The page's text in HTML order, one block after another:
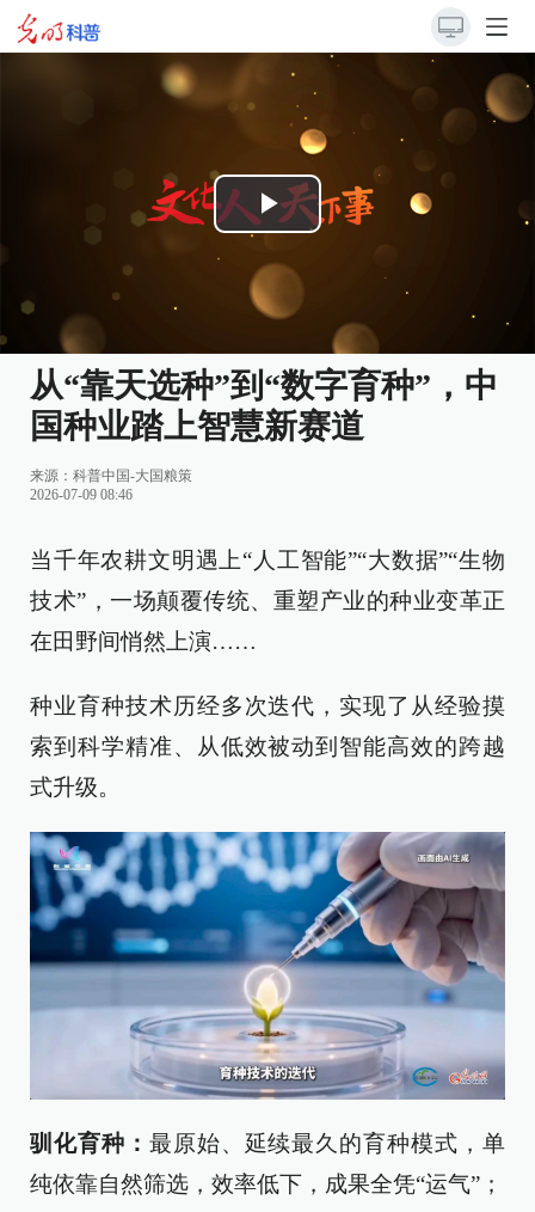
Play
Video
从“靠天选种”到“数字育种”，中
国种业踏上智慧新赛道
来源： 科普中国-大国粮策
2026-07-09 08:46
当千年农耕文明遇上“人工智能”“大数据”“生物
技术”，一场颠覆传统、重塑产业的种业变革正
在田野间悄然上演……
种业育种技术历经多次迭代，实现了从经验摸
索到科学精准、从低效被动到智能高效的跨越
式升级。
驯化育种： 最原始、延续最久的育种模式，单
纯依靠自然筛选，效率低下，成果全凭“运气”；